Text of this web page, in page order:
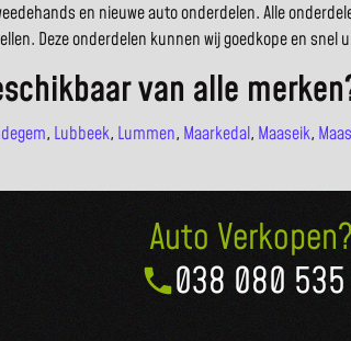
en nieuwe auto onderdelen. Alle
Deze onderdelen kunnen wij goedkope en snel
van alle
, Lubbeek, Lummen, Maarkedal, Maaseik,
Auto Verkopen?
038 080 535